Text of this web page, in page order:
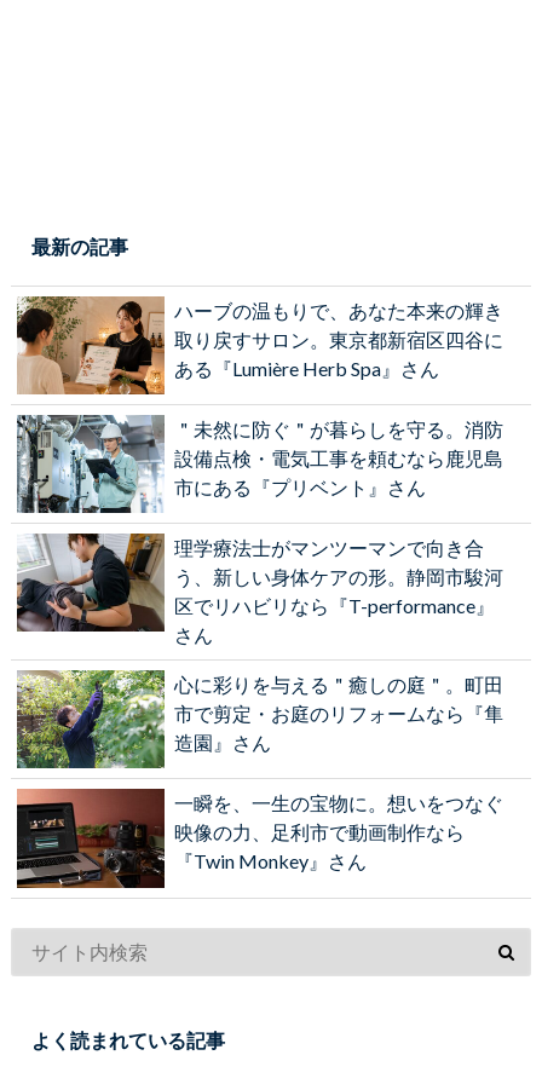
最新の記事
ハーブの温もりで、あなた本来の輝き
取り戻すサロン。東京都新宿区四谷に
ある『Lumière Herb Spa』さん
＂未然に防ぐ＂が暮らしを守る。消防
設備点検・電気工事を頼むなら鹿児島
市にある『プリベント』さん
理学療法士がマンツーマンで向き合
う、新しい身体ケアの形。静岡市駿河
区でリハビリなら『T-performance』
さん
心に彩りを与える＂癒しの庭＂。町田
市で剪定・お庭のリフォームなら『隼
造園』さん
一瞬を、一生の宝物に。想いをつなぐ
映像の力、足利市で動画制作なら
『Twin Monkey』さん
よく読まれている記事